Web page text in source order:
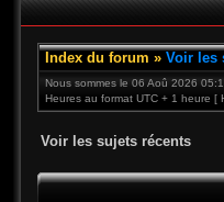
Index du forum » Voir les
Nous sommes le 06 Aoû 2026
Heures au format UTC + 1 heure [
Voir les sujets récents